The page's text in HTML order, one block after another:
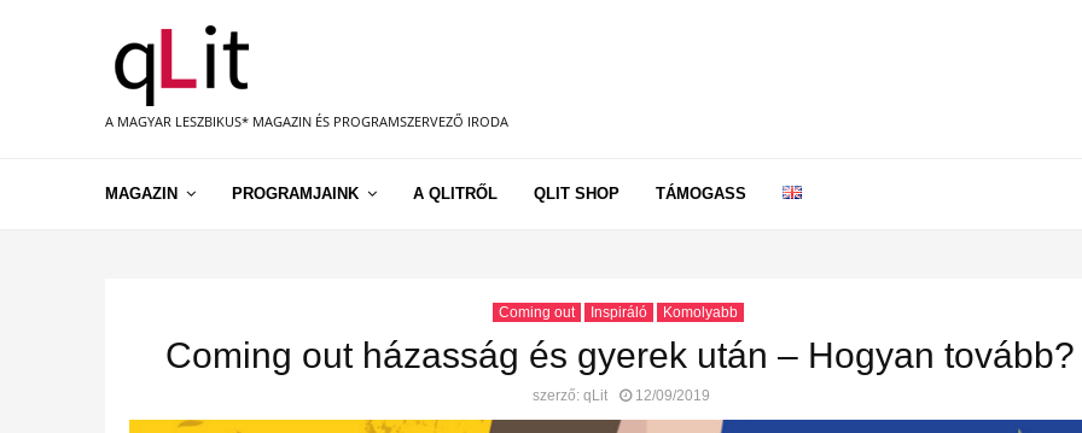
A MAGYAR LESZBIKUS* MAGAZIN ÉS PROGRAMSZERVEZŐ IRODA
MAGAZIN PROGRAMJAINK A QLITRŐL QLIT SHOP TÁMOGASS
Coming out Inspiráló Komolyabb
Coming out házasság és gyerek után – Hogyan tovább?
szerző: qLit 12/09/2019